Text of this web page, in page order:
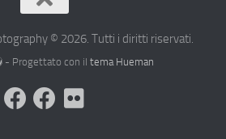
© 2026. Tutti i diritti riservati.
- Progettato con il tema Hueman